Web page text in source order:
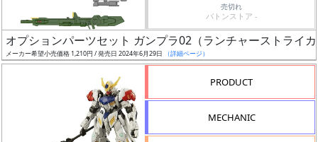
プッ
シュ
通知
売切れ
バトンストア -
オプションパーツセット ガンプラ02（ランチャーストライ
メーカー希望小売価格 1,210円 / 発売日 2024年6月29日 （詳細ページ）
PRODUCT
MECHANIC